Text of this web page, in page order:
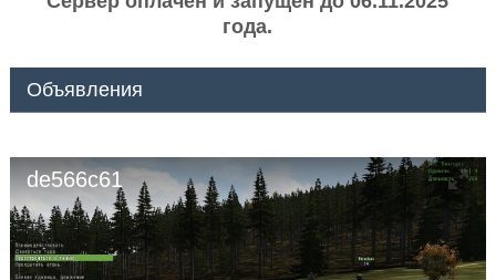
года.
Объявления
de566c61